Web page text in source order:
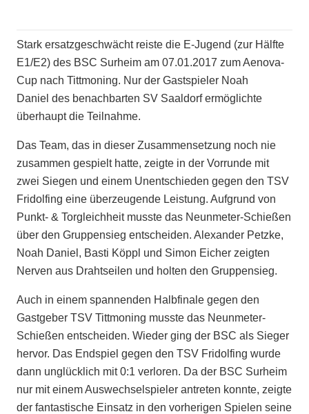
Stark ersatzgeschwächt reiste die E-Jugend (zur Hälfte
E1/E2) des BSC Surheim am 07.01.2017 zum Aenova-
Cup nach Tittmoning. Nur der Gastspieler Noah
Daniel des benachbarten SV Saaldorf ermöglichte
überhaupt die Teilnahme.
Das Team, das in dieser Zusammensetzung noch nie
zusammen gespielt hatte, zeigte in der Vorrunde mit
zwei Siegen und einem Unentschieden gegen den TSV
Fridolfing eine überzeugende Leistung. Aufgrund von
Punkt- & Torgleichheit musste das Neunmeter-Schießen
über den Gruppensieg entscheiden. Alexander Petzke,
Noah Daniel, Basti Köppl und Simon Eicher zeigten
Nerven aus Drahtseilen und holten den Gruppensieg.
Auch in einem spannenden Halbfinale gegen den
Gastgeber TSV Tittmoning musste das Neunmeter-
Schießen entscheiden. Wieder ging der BSC als Sieger
hervor. Das Endspiel gegen den TSV Fridolfing wurde
dann unglücklich mit 0:1 verloren. Da der BSC Surheim
nur mit einem Auswechselspieler antreten konnte, zeigte
der fantastische Einsatz in den vorherigen Spielen seine